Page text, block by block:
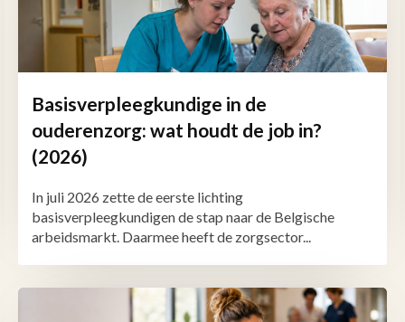
Basisverpleegkundige in de
ouderenzorg: wat houdt de job in?
(2026)
In juli 2026 zette de eerste lichting
basisverpleegkundigen de stap naar de Belgische
arbeidsmarkt. Daarmee heeft de zorgsector...